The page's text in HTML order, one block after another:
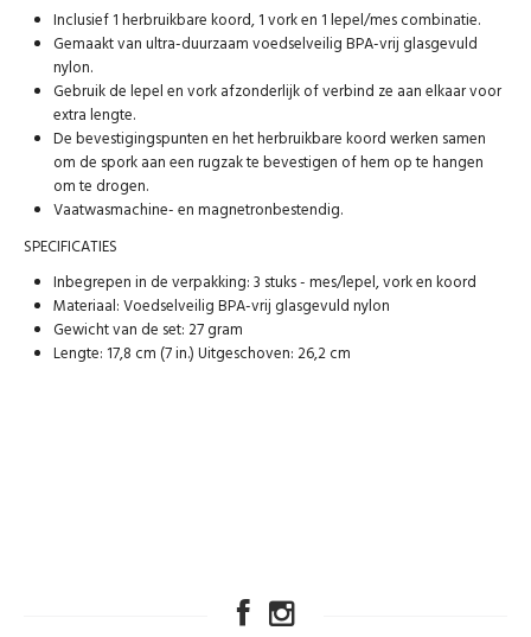
Inclusief 1 herbruikbare koord, 1 vork en 1 lepel/mes combinatie.
Gemaakt van ultra-duurzaam voedselveilig BPA-vrij glasgevuld
nylon.
Gebruik de lepel en vork afzonderlijk of verbind ze aan elkaar voor
extra lengte.
De bevestigingspunten en het herbruikbare koord werken samen
om de spork aan een rugzak te bevestigen of hem op te hangen
om te drogen.
Vaatwasmachine- en magnetronbestendig.
SPECIFICATIES
Inbegrepen in de verpakking: 3 stuks - mes/lepel, vork en koord
Materiaal: Voedselveilig BPA-vrij glasgevuld nylon
Gewicht van de set: 27 gram
Lengte: 17,8 cm (7 in.) Uitgeschoven: 26,2 cm